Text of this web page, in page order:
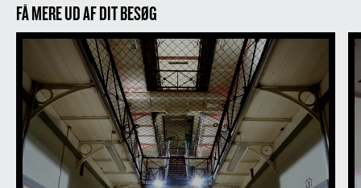
FÅ MERE UD AF DIT BESØG
Fængselsmuseet